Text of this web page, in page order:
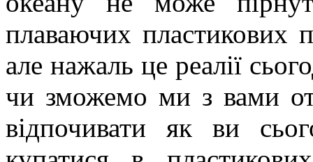
плаваючих пластикових
але нажаль це реалії
чи зможемо ми з вами
відпочивати як ви